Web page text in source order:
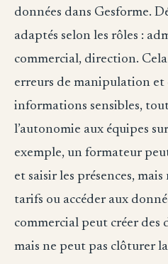
données dans Gesforme.
adaptés selon les rôles :
commercial, direction.
erreurs de manipulation et
informations sensibles,
l’autonomie aux équipes
exemple, un formateur
et saisir les présences,
tarifs ou accéder aux
commercial peut créer des
mais ne peut pas clôturer